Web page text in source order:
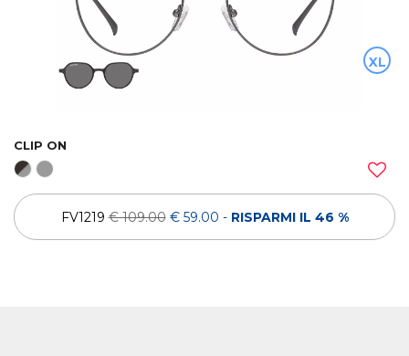
XL
CLIP ON
FV1219€ 109.00 € 59.00 - RISPARMI IL 46 %